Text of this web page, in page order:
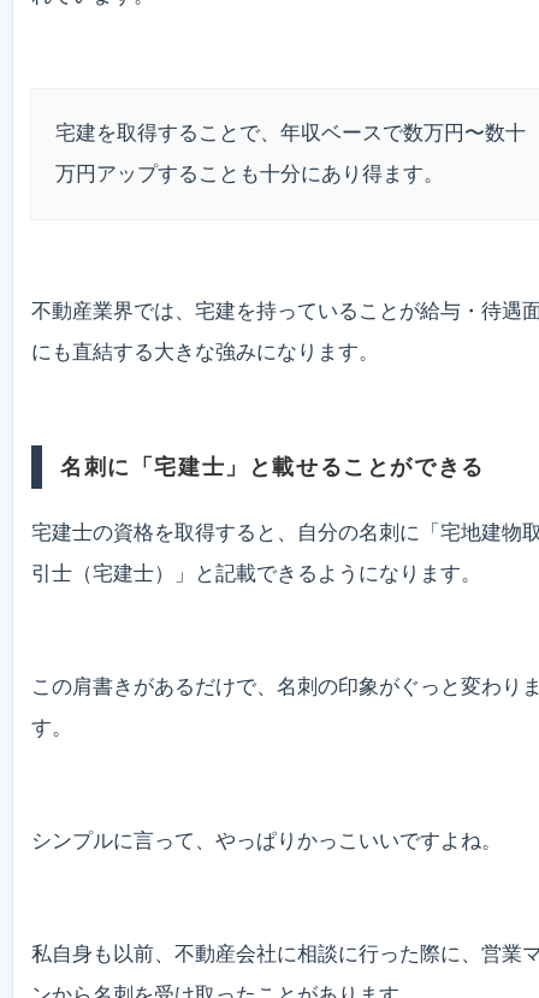
宅建を取得することで、年収ベースで数万円〜数十
万円アップすることも十分にあり得ます。
不動産業界では、宅建を持っていることが給与・待遇
にも直結する大きな強みになります。
名刺に「宅建士」と載せることができる
宅建士の資格を取得すると、自分の名刺に「宅地建物
引士（宅建士）」と記載できるようになります。
この肩書きがあるだけで、名刺の印象がぐっと変わり
す。
シンプルに言って、やっぱりかっこいいですよね。
私自身も以前、不動産会社に相談に行った際に、営業